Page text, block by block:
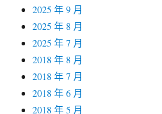
2025 年 9 月
2025 年 8 月
2025 年 7 月
2018 年 8 月
2018 年 7 月
2018 年 6 月
2018 年 5 月